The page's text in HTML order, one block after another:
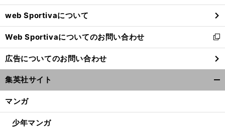
ウ
で
開
く
web Sportivaについて
Web Sportivaについてのお問い合わせ
新
し
い
ウ
ィ
ン
ウ
広告についてのお問い合わせ
集英社サイト
マンガ
少年マンガ